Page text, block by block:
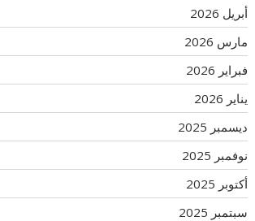
أبريل 2026
مارس 2026
فبراير 2026
يناير 2026
ديسمبر 2025
نوفمبر 2025
أكتوبر 2025
سبتمبر 2025